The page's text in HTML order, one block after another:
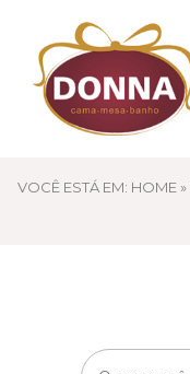
VOCÊ ESTÁ EM: HOME »